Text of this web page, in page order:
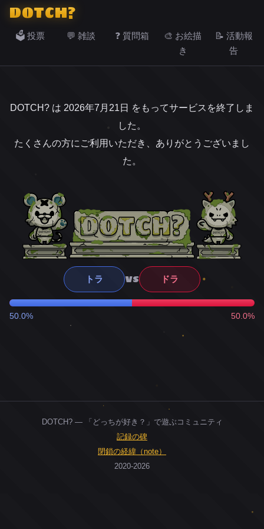
DOTCH?
🗳️ 投票 💬 雑談 ❓ 質問箱
🎨 お絵描
き
📝 活動報
告
DOTCH? は 2026年7月21日 をもってサービスを終了しま
した。
たくさんの方にご利用いただき、ありがとうございまし
た。
トラ VS ドラ
50.0% 50.0%
DOTCH? — 「どっちが好き？」で遊ぶコミュニティ
記録の碑
閉鎖の経緯（note）
2020-2026